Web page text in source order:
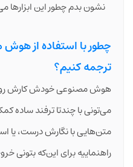
نشون بدم چطور این ابزارها
چطور با استفاده از
ترجمه کنیم؟
هوش مصنوعی خودش کارش رو
می‌تونی با چندتا ترفند ساده
متن‌هایی با نگارش درست، یا
راهنماییه برای این‌که بتونی